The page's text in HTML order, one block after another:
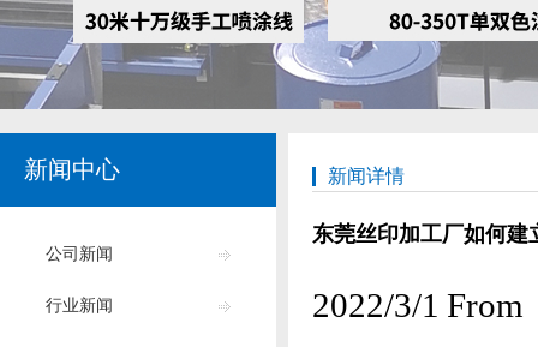
新闻中心
公司新闻
行业新闻
新闻详情
东莞丝印加工厂如何建
2022/3/1